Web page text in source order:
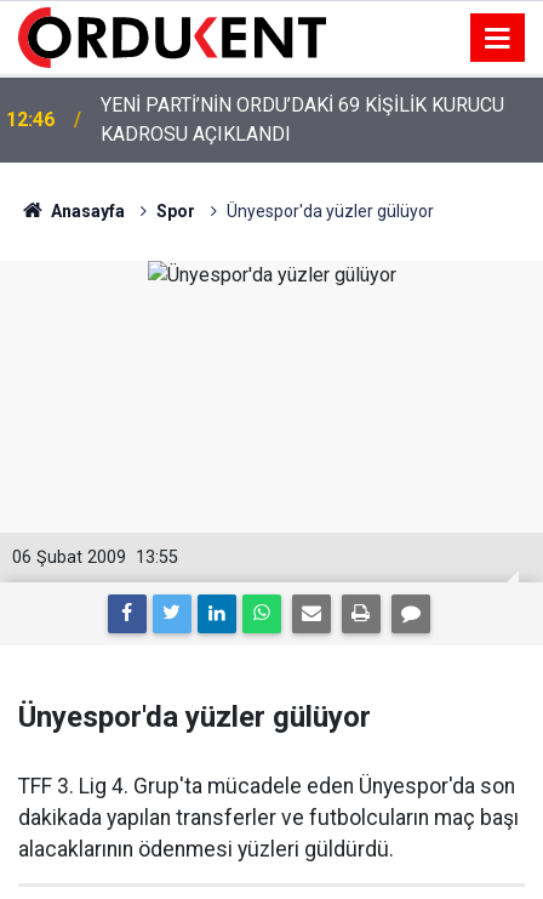
12:46
YENİ PARTİ’NİN ORDU’DAKİ 69 KİŞİLİK KURUCU
KADROSU AÇIKLANDI
12:22
YENİ PARTİ ALTINORDU’DA KURUCU YÖNETİMİNİ
AÇIKLADI
Anasayfa Spor Ünyespor'da yüzler gülüyor
13:55
06 Şubat 2009
Ünyespor'da yüzler gülüyor
TFF 3. Lig 4. Grup'ta mücadele eden Ünyespor'da son
dakikada yapılan transferler ve futbolcuların maç başı
alacaklarının ödenmesi yüzleri güldürdü.